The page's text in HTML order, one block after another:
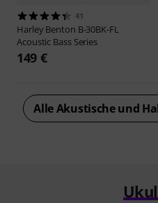
41
Harley Benton B-30BK-FL
Acoustic Bass Series
149 €
Alle Akustische und